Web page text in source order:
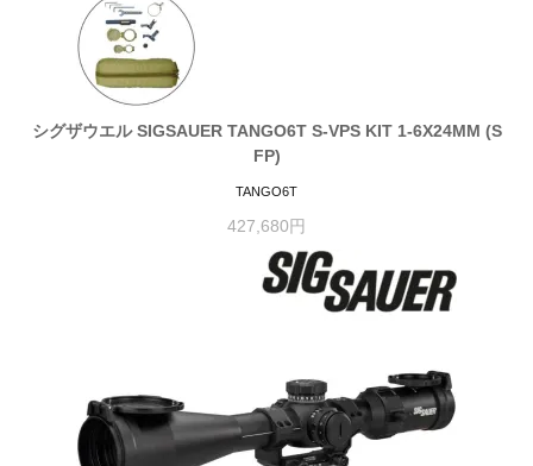
シグザウエル SIGSAUER TANGO6T S-VPS KIT 1-6X24MM (S
FP)
TANGO6T
427,680円